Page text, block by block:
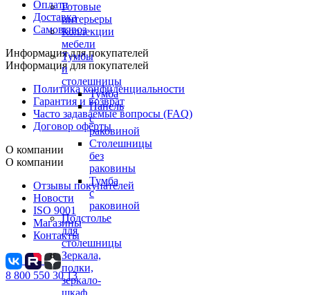
Готовые
интерьеры
Коллекции
мебели
Тумбы
и
столешницы
Тумба
Панель
с
раковиной
Столешницы
без
раковины
Тумба
с
раковиной
Подстолье
для
столешницы
Зеркала,
полки,
зеркало-
Оплата
Доставка
Самовывоз
Информация для покупателей
Информация для покупателей
Политика конфиденциальности
Гарантия и возврат
Часто задаваемые вопросы (FAQ)
Договор оферты
О компании
О компании
Отзывы покупателей
Новости
ISO 9001
Магазины
Контакты
8 800 550 30 13